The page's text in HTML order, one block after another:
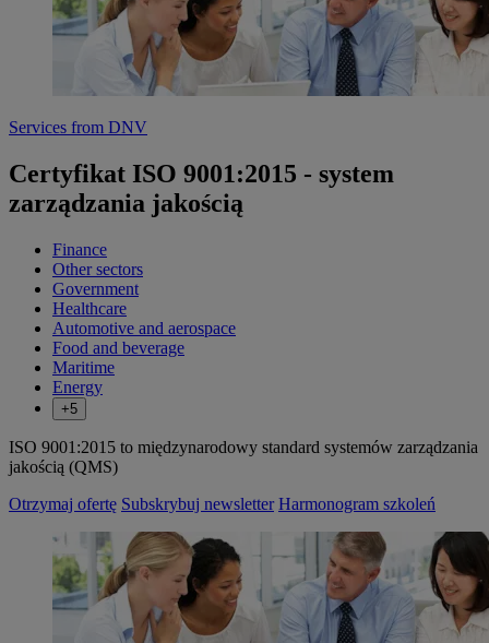
Services from DNV
Certyfikat ISO 9001:2015 - system
zarządzania jakością
Finance
Other sectors
Government
Healthcare
Automotive and aerospace
Food and beverage
Maritime
Energy
+5
ISO 9001:2015 to międzynarodowy standard systemów zarządzania
jakością (QMS)
Otrzymaj ofertę Subskrybuj newsletter Harmonogram szkoleń